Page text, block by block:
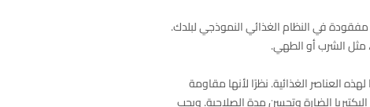
في النظام الغذائي النموذجي لبلدك.
مثل الشرب أو الطهي.
نشاطًا وامتصاصًا لهذه العناصر الغذائية. نظرًا لأنها مقاومة
الضارة وتحسن مدة الصلاحية. ويجب